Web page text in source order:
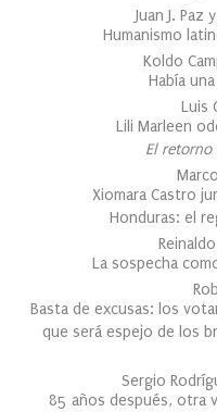
Juan J. Paz
Humanismo
Koldo
Había
Luis
Lili Marleen
El retorno
Xiomara Castro
Honduras: el
La sospecha
Basta de excusas: los
que será espejo de los
Sergio
85 años después, otra